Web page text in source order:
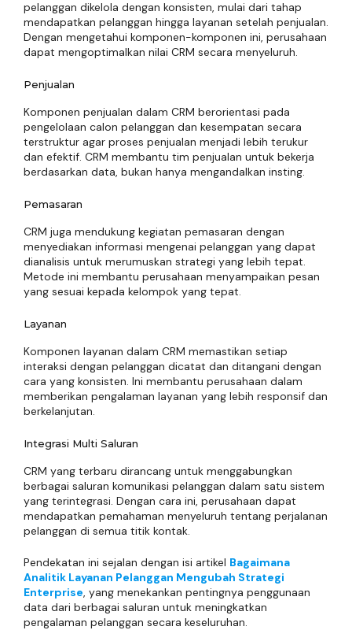
pelanggan dikelola dengan konsisten, mulai dari tahap
mendapatkan pelanggan hingga layanan setelah penjualan.
Dengan mengetahui komponen-komponen ini, perusahaan
dapat mengoptimalkan nilai CRM secara menyeluruh.
Penjualan
Komponen penjualan dalam CRM berorientasi pada
pengelolaan calon pelanggan dan kesempatan secara
terstruktur agar proses penjualan menjadi lebih terukur
dan efektif. CRM membantu tim penjualan untuk bekerja
berdasarkan data, bukan hanya mengandalkan insting.
Pemasaran
CRM juga mendukung kegiatan pemasaran dengan
menyediakan informasi mengenai pelanggan yang dapat
dianalisis untuk merumuskan strategi yang lebih tepat.
Metode ini membantu perusahaan menyampaikan pesan
yang sesuai kepada kelompok yang tepat.
Layanan
Komponen layanan dalam CRM memastikan setiap
interaksi dengan pelanggan dicatat dan ditangani dengan
cara yang konsisten. Ini membantu perusahaan dalam
memberikan pengalaman layanan yang lebih responsif dan
berkelanjutan.
Integrasi Multi Saluran
CRM yang terbaru dirancang untuk menggabungkan
berbagai saluran komunikasi pelanggan dalam satu sistem
yang terintegrasi. Dengan cara ini, perusahaan dapat
mendapatkan pemahaman menyeluruh tentang perjalanan
pelanggan di semua titik kontak.
Pendekatan ini sejalan dengan isi artikel Bagaimana
Analitik Layanan Pelanggan Mengubah Strategi
Enterprise, yang menekankan pentingnya penggunaan
data dari berbagai saluran untuk meningkatkan
pengalaman pelanggan secara keseluruhan.